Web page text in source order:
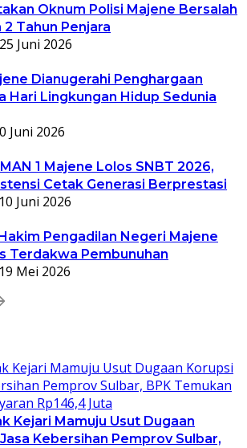
Oknum Polisi Majene Bersalah
Tahun Penjara
25 Juni 2026
Dianugerahi Penghargaan
Hari Lingkungan Hidup Sedunia
Juni 2026
1 Majene Lolos SNBT 2026,
Cetak Generasi Berprestasi
10 Juni 2026
Pengadilan Negeri Majene
Terdakwa Pembunuhan
19 Mei 2026
Kejari Mamuju Usut Dugaan
Kebersihan Pemprov Sulbar,